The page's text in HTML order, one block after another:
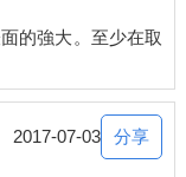
的心情多少好受了
個意外，威廉卻下
分地待在住處。」
刻功虧一簣的話，
的強大。至少在取
2017-07-03 分享